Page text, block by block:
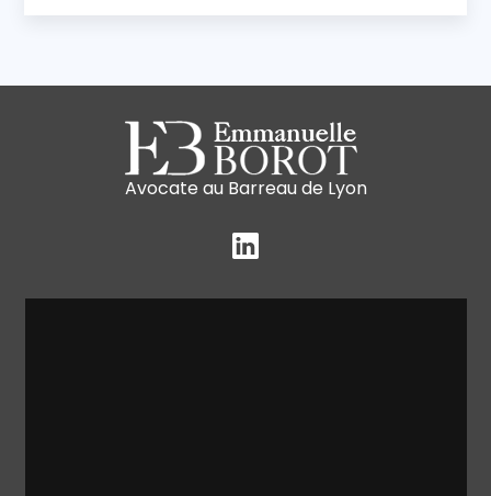
Avocate au Barreau de Lyon